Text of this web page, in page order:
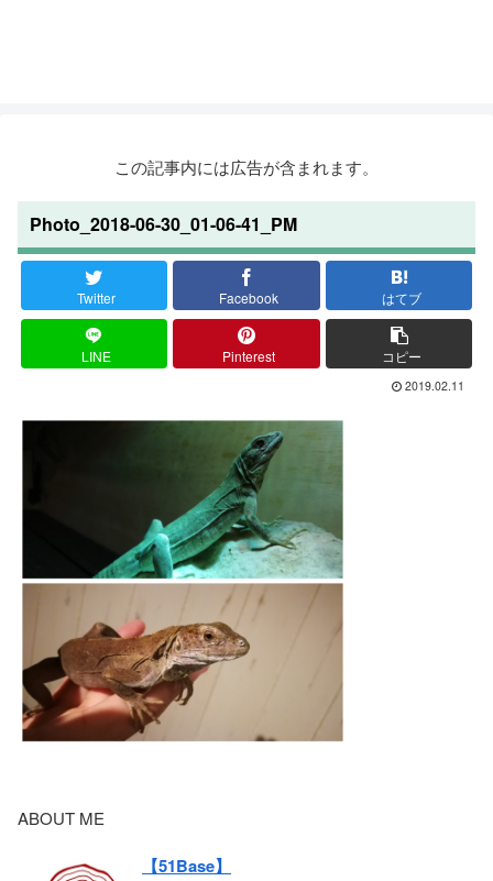
この記事内には広告が含まれます。
Photo_2018-06-30_01-06-41_PM
Twitter Facebook はてブ
LINE Pinterest コピー
2019.02.11
ABOUT ME
【51Base】